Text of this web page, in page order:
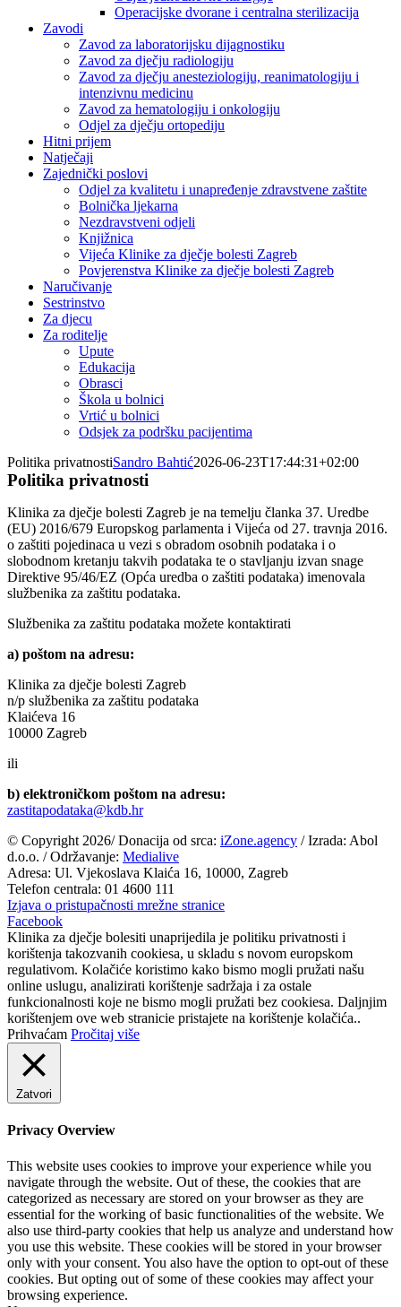
Operacijske dvorane i centralna sterilizacija
Zavodi
Zavod za laboratorijsku dijagnostiku
Zavod za dječju radiologiju
Zavod za dječju anesteziologiju, reanimatologiju i
intenzivnu medicinu
Zavod za hematologiju i onkologiju
Odjel za dječju ortopediju
Hitni prijem
Natječaji
Zajednički poslovi
Odjel za kvalitetu i unapređenje zdravstvene zaštite
Bolnička ljekarna
Nezdravstveni odjeli
Knjižnica
Vijeća Klinike za dječje bolesti Zagreb
Povjerenstva Klinike za dječje bolesti Zagreb
Naručivanje
Sestrinstvo
Za djecu
Za roditelje
Upute
Edukacija
Obrasci
Škola u bolnici
Vrtić u bolnici
Odsjek za podršku pacijentima
Politika privatnostiSandro Bahtić2026-06-23T17:44:31+02:00
Politika privatnosti
Klinika za dječje bolesti Zagreb je na temelju članka 37. Uredbe
(EU) 2016/679 Europskog parlamenta i Vijeća od 27. travnja 2016.
o zaštiti pojedinaca u vezi s obradom osobnih podataka i o
slobodnom kretanju takvih podataka te o stavljanju izvan snage
Direktive 95/46/EZ (Opća uredba o zaštiti podataka) imenovala
službenika za zaštitu podataka.
Službenika za zaštitu podataka možete kontaktirati
a) poštom na adresu:
Klinika za dječje bolesti Zagreb
n/p službenika za zaštitu podataka
Klaićeva 16
10000 Zagreb
ili
b) elektroničkom poštom na adresu:
zastitapodataka@kdb.hr
© Copyright 2026/ Donacija od srca: iZone.agency / Izrada: Abol
d.o.o. / Održavanje: Medialive
Adresa: Ul. Vjekoslava Klaića 16, 10000, Zagreb
Telefon centrala: 01 4600 111
Izjava o pristupačnosti mrežne stranice
Facebook
Klinika za dječje bolesiti unaprijedila je politiku privatnosti i
korištenja takozvanih cookiesa, u skladu s novom europskom
regulativom. Kolačiće koristimo kako bismo mogli pružati našu
online uslugu, analizirati korištenje sadržaja i za ostale
funkcionalnosti koje ne bismo mogli pružati bez cookiesa. Daljnjim
korištenjem ove web stranicie pristajete na korištenje kolačića..
Prihvaćam Pročitaj više
Zatvori
Privacy Overview
This website uses cookies to improve your experience while you
navigate through the website. Out of these, the cookies that are
categorized as necessary are stored on your browser as they are
essential for the working of basic functionalities of the website. We
also use third-party cookies that help us analyze and understand how
you use this website. These cookies will be stored in your browser
only with your consent. You also have the option to opt-out of these
cookies. But opting out of some of these cookies may affect your
browsing experience.